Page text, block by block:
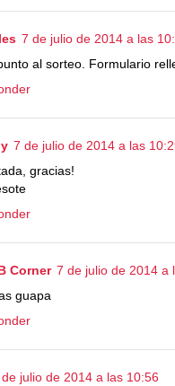
7 de julio de 2014 a las
al sorteo. Formulario
7 de julio de 2014 a las
gracias!
Corner 7 de julio de 2014 a
guapa
julio de 2014 a las 10:56